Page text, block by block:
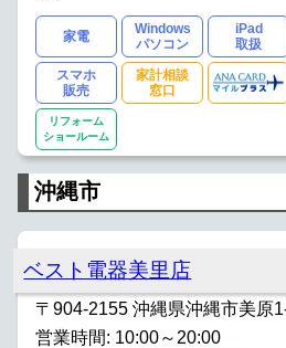
家電
Windows
パソコン
iPad
取扱
スマホ
販売
家計相談
窓口
リフォーム
ショールーム
沖縄市
ベスト電器美里店
〒904-2155 沖縄県沖縄市美原
営業時間: 10:00～20:00